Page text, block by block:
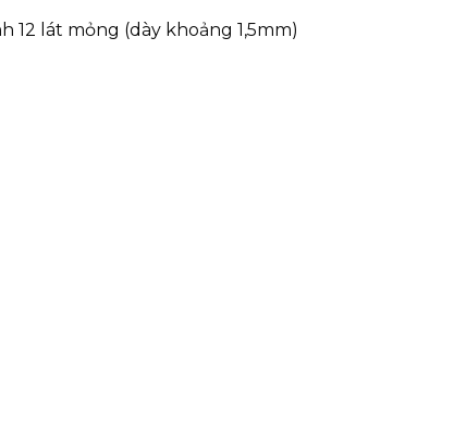
12 lát mỏng (dày khoảng 1,5mm)